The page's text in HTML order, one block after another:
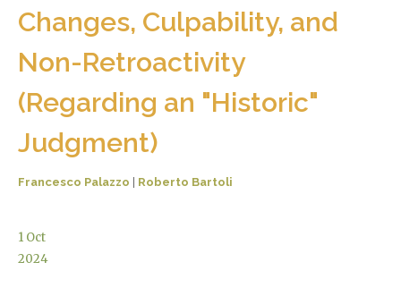
Changes, Culpability, and
Non-Retroactivity
(Regarding an "Historic"
Judgment)
Francesco Palazzo Roberto Bartoli
1 Oct
2024